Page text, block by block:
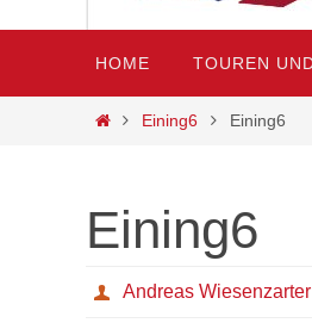
springen
HOME TOUREN
StartEining6 Eining6
Eining6
Andreas Wiesenzarter